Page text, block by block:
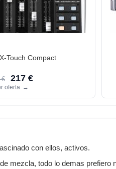
Touch Compact
€ 217 €
oferta →
con ellos, activos.
mezcla, todo lo demas prefiero